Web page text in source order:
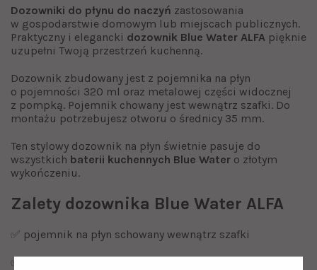
Dozowniki do płynu do naczyń zastosowania
w gospodarstwie domowym lub miejscach publicznych.
Praktyczny i elegancki dozownik Blue Water ALFA pięknie
uzupełni Twoją przestrzeń kuchenną.
Dozownik zbudowany jest z pojemnika na płyn
o pojemności 320 ml oraz metalowej części widocznej
z pompką. Pojemnik chowany jest wewnątrz szafki. Do
montażu potrzebujesz otworu o średnicy 35 mm.
Ten stylowy dozownik na płyn świetnie pasuje do
wszystkich baterii kuchennych Blue Water o złotym
wykończeniu.
Zalety dozownika Blue Water ALFA
✅ pojemnik na płyn schowany wewnątrz szafki
✅ bardzo łatwy w montażu i w obsłudze